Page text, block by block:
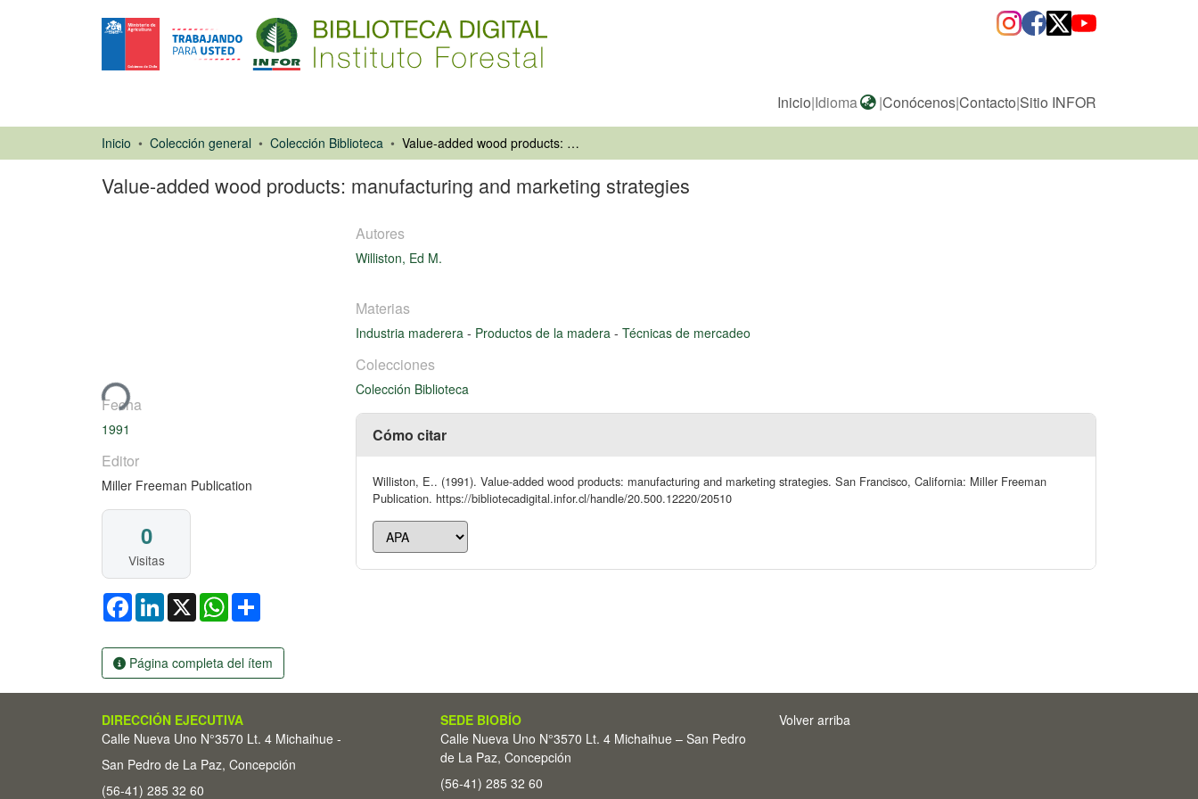
Inicio|Idioma |Conócenos|Contacto|Sitio INFOR
Inicio Colección general Colección Biblioteca Value-added wood products: manufacturing and marketing strategies
Value-added wood products: manufacturing and marketing strategies
Cargando...
Fecha
1991
Editor
Miller Freeman Publication
0
Visitas
FacebookLinkedIn
X WhatsApp
Página completa del ítem
Autores
Williston, Ed M.
Materias
Industria maderera - Productos de la madera - Técnicas de mercadeo
Colecciones
Colección Biblioteca
Cómo citar
Williston, E.. (1991). Value-added wood products: manufacturing and marketing strategies. San Francisco, California: Miller Freeman
Publication. https://bibliotecadigital.infor.cl/handle/20.500.12220/20510
DIRECCIÓN EJECUTIVA
Calle Nueva Uno N°3570 Lt. 4 Michaihue -
San Pedro de La Paz, Concepción
(56-41) 285 32 60
SEDE BIOBÍO
Calle Nueva Uno N°3570 Lt. 4 Michaihue – San Pedro
de La Paz, Concepción
(56-41) 285 32 60
Volver arriba